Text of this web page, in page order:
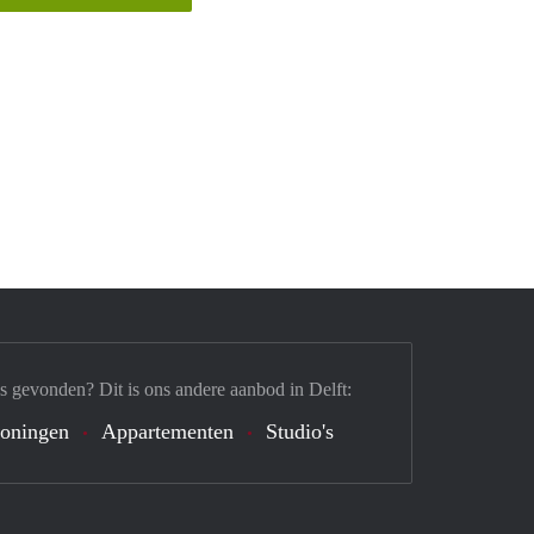
gevonden? Dit is ons andere aanbod in Delft:
Appartementen Studio's